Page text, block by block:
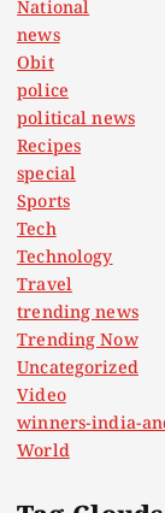
National
news
Obit
police
political news
Recipes
special
Sports
Tech
Technology
Travel
trending news
Trending Now
Uncategorized
Video
winners-india-
World